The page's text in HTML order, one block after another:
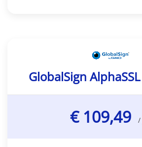
GlobalSign
€ 109,49 /